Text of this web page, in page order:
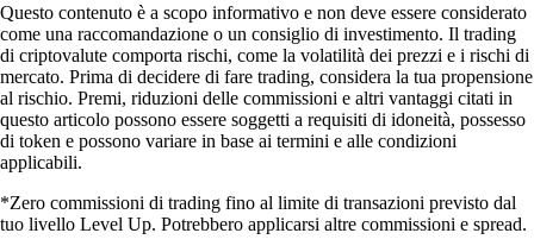
Questo contenuto è a scopo informativo e non deve essere considerato
come una raccomandazione o un consiglio di investimento. Il trading
di criptovalute comporta rischi, come la volatilità dei prezzi e i rischi di
mercato. Prima di decidere di fare trading, considera la tua propensione
al rischio. Premi, riduzioni delle commissioni e altri vantaggi citati in
questo articolo possono essere soggetti a requisiti di idoneità, possesso
di token e possono variare in base ai termini e alle condizioni
applicabili.
*Zero commissioni di trading fino al limite di transazioni previsto dal
tuo livello Level Up. Potrebbero applicarsi altre commissioni e spread.